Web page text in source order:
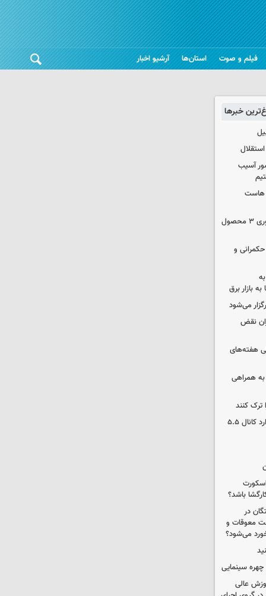
فیلم و صوت استان‌ها آرشیو اخبار
خبرها
آسیب
هاست
دستور سازمان غذا و دارو برای جمع‌آوری ۳ محصول
و
بازار برق
می‌شود
نقض
هفته‌های
به همراهی
ترک کنند
بورس دوباره رکورد زد/ شاخص کل وارد کانال ۵.۵
اسکورت
باشد؟
در
معوقات و
می‌شود؟
سینمایی
عالی